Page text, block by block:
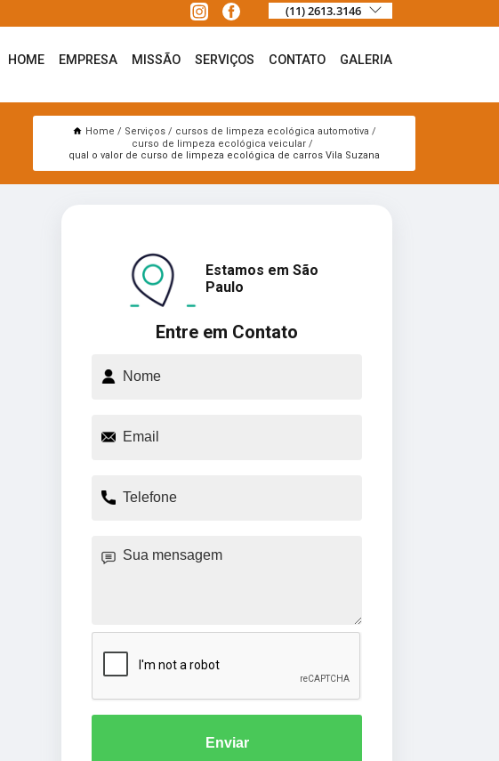
(11) 2613.3146
HOME EMPRESA MISSÃO SERVIÇOS CONTATO GALERIA
Home Serviços
cursos de limpeza ecológica automotiva
curso de limpeza ecológica veicular
qual o valor de curso de limpeza ecológica de carros Vila Suzana
Entre em Contato
Estamos em São
Paulo
Enviar